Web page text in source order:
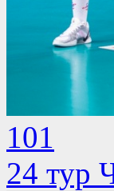
101
24 тур